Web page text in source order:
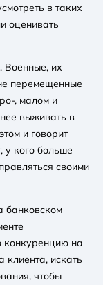
в таких
оценивать
Военные, их
перемещенные
, малом и
выживать в
и говорит
кого больше
своими
банковском
конкуренцию на
клиента, искать
чтобы